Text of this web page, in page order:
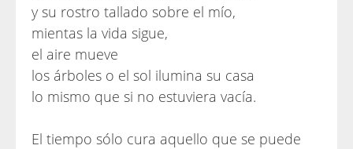
y su rostro tallado sobre el mío,
mientas la vida sigue,
el aire mueve
los árboles o el sol ilumina su casa
lo mismo que si no estuviera vacía.
El tiempo sólo cura aquello que se puede